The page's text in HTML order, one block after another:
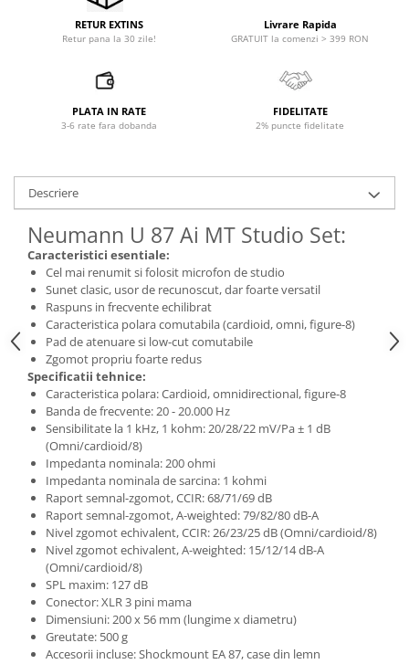
Microfoane Ribbon
Microfoane Suspendabile
Microfoane wireless si sisteme
Stative de microfon
Accesorii de microfoane
Accesorii de rack
Accesorii echipamente de studio
Clape MIDI
Controllere MIDI - USB DAW
Controllere monitoare de studio
Convertoare AD/DA
Interfete audio
Interfete MIDI si Cabluri Midi-USB
Microfoane de studio
Monitoare de studio
Pop filtre
Preamplificatoare
Protectii antifonice pentru urechi
Rack studio
Recordere de studio
Recordere portabile
Sintetizatoare
Standuri si stative de monitoare
Subwoofere de studio
Tratament acustic
RETUR EXTINS
Retur pana la 30 zile!
Livrare Rapida
GRATUIT la comenzi > 399 RON
PLATA IN RATE
3-6 rate fara dobanda
FIDELITATE
2% puncte fidelitate
Descriere
Neumann U 87 Ai MT Studio Set:
Caracteristici esentiale:
Cel mai renumit si folosit microfon de studio
Sunet clasic, usor de recunoscut, dar foarte versatil
Raspuns in frecvente echilibrat
Caracteristica polara comutabila (cardioid, omni, figure-8)
Pad de atenuare si low-cut comutabile
Zgomot propriu foarte redus
Specificatii tehnice:
Caracteristica polara: Cardioid, omnidirectional, figure-8
Banda de frecvente: 20 - 20.000 Hz
Sensibilitate la 1 kHz, 1 kohm: 20/28/22 mV/Pa ± 1 dB
(Omni/cardioid/8)
Impedanta nominala: 200 ohmi
Impedanta nominala de sarcina: 1 kohmi
Raport semnal-zgomot, CCIR: 68/71/69 dB
Raport semnal-zgomot, A-weighted: 79/82/80 dB-A
Nivel zgomot echivalent, CCIR: 26/23/25 dB (Omni/cardioid/8)
Nivel zgomot echivalent, A-weighted: 15/12/14 dB-A
(Omni/cardioid/8)
SPL maxim: 127 dB
Conector: XLR 3 pini mama
Dimensiuni: 200 x 56 mm (lungime x diametru)
Greutate: 500 g
Accesorii incluse: Shockmount EA 87, case din lemn